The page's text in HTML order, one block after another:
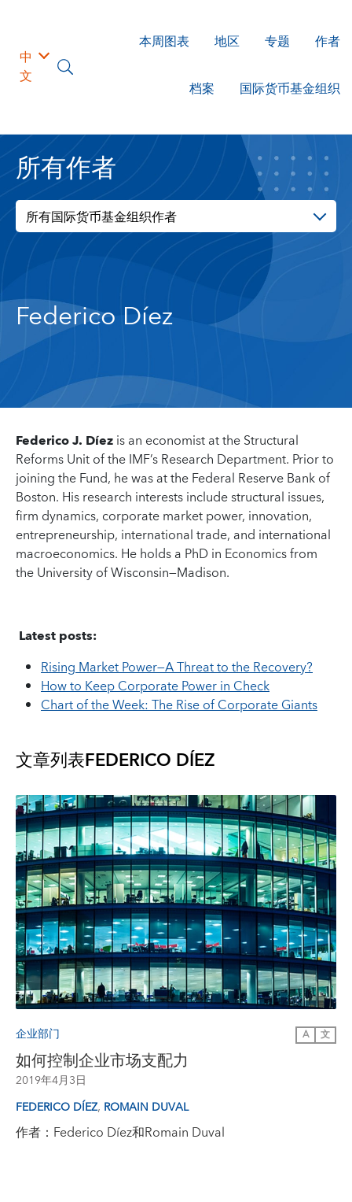
中
文
本周图表 地区 专题 作者
档案 国际货币基金组织
所有作者
所有国际货币基金组织作者
Federico Díez
Federico J. Díezis an economist at the Structural
Reforms Unit of the IMF’s Research Department. Prior to
joining the Fund, he was at the Federal Reserve Bank of
Boston. His research interests include structural issues,
firm dynamics, corporate market power, innovation,
entrepreneurship, international trade, and international
macroeconomics. He holds a PhD in Economics from
the University of Wisconsin—Madison.
Latest posts:
Rising Market Power—A Threat to the Recovery?
How to Keep Corporate Power in Check
Chart of the Week: The Rise of Corporate Giants
文章列表FEDERICO DÍEZ
企业部门 A 文
如何控制企业市场支配力
2019年4月3日
FEDERICO DÍEZ, ROMAIN DUVAL
作者：Federico Díez和Romain Duval